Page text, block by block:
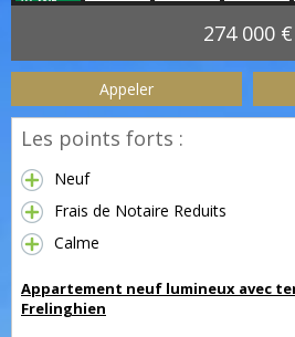
274 000 €
Appeler
Les points forts :
Neuf
Frais de Notaire Reduits
Calme
Appartement neuf lumineux avec
Frelinghien